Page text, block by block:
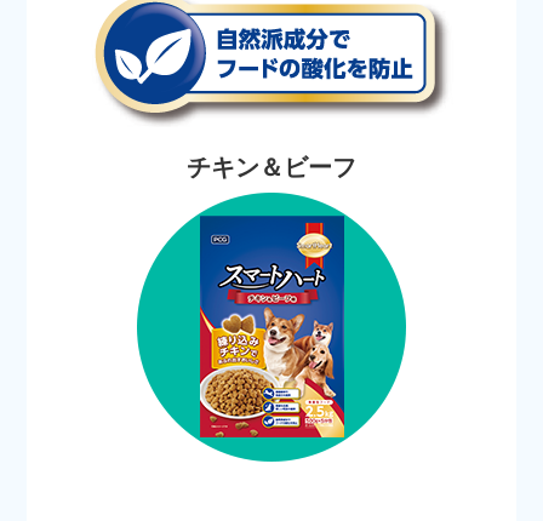
チキン＆ビーフ